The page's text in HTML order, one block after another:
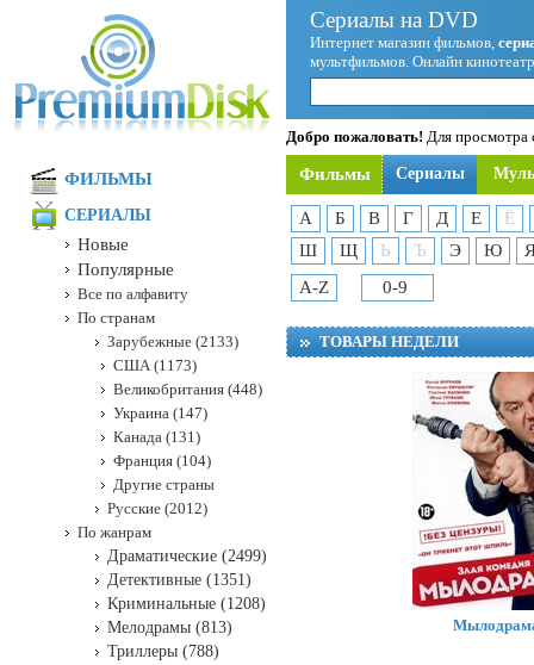
Сериалы на DVD
Интернет магазин фильмов,
мультфильмов. Онлайн
Добро пожаловать! Для просмотра
Фильмы Сериалы
А Б В Г Д Е
Ё
Ш
Щ Ь Ъ Э Ю
A-Z
0-9
ТОВАРЫ НЕДЕЛИ
ФИЛЬМЫ
СЕРИАЛЫ
Новые
Популярные
Все по алфавиту
По странам
Зарубежные (2133)
США (1173)
Великобритания (448)
Украина (147)
Канада (131)
Франция (104)
Другие страны
Русские (2012)
По жанрам
Драматические (2499)
Детективные (1351)
Криминальные (1208)
Мелодрамы (813)
Триллеры (788)